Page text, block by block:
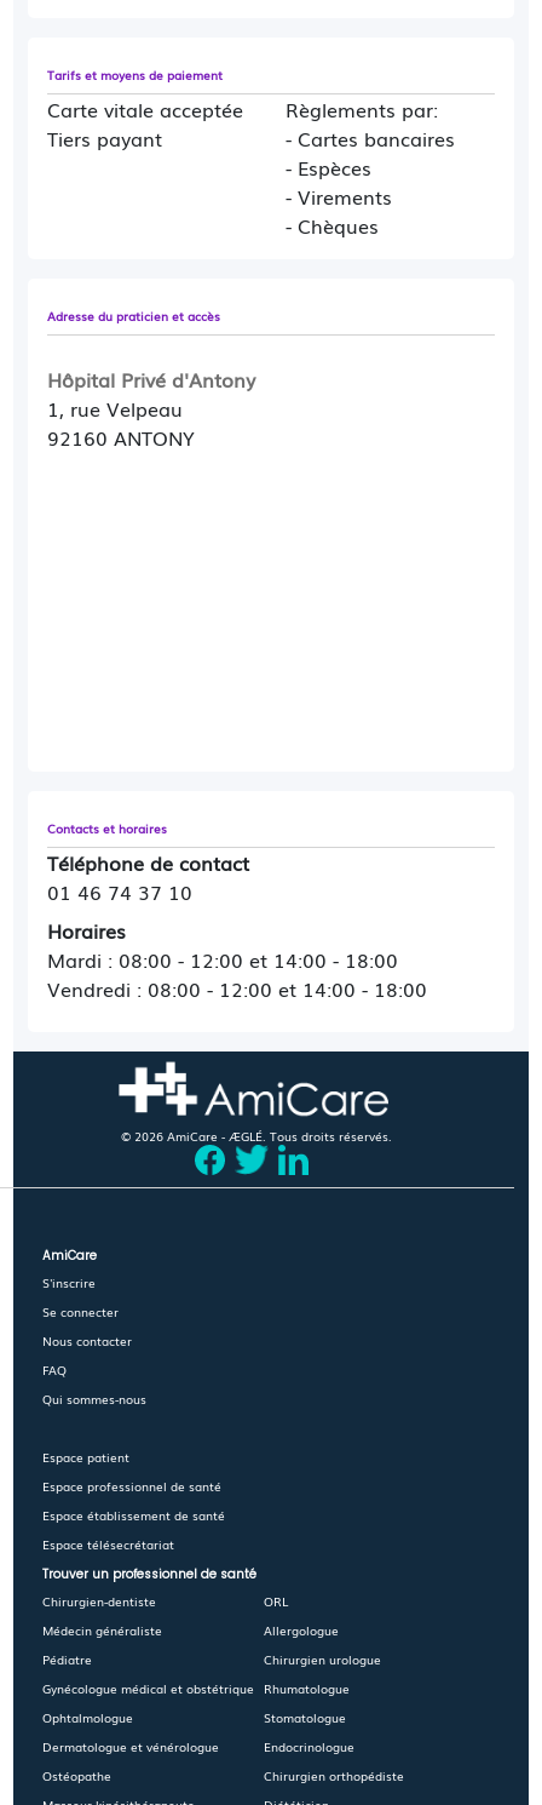
Tarifs et moyens de paiement
Carte vitale acceptée
Tiers payant
Règlements par:
- Cartes bancaires
- Espèces
- Virements
- Chèques
Adresse du praticien et accès
Hôpital Privé d'Antony
1, rue Velpeau
92160 ANTONY
Contacts et horaires
Téléphone de contact
01 46 74 37 10
Horaires
Mardi : 08:00 - 12:00 et 14:00 - 18:00
Vendredi : 08:00 - 12:00 et 14:00 - 18:00
© 2026 AmiCare - ÆGLÉ. Tous droits réservés.
AmiCare
S'inscrire
Se connecter
Nous contacter
FAQ
Qui sommes-nous
Espace patient
Espace professionnel de santé
Espace établissement de santé
Espace télésecrétariat
Trouver un professionnel de santé
Chirurgien-dentiste
Médecin généraliste
Pédiatre
Gynécologue médical et obstétrique
Ophtalmologue
Dermatologue et vénérologue
Ostéopathe
ORL
Allergologue
Chirurgien urologue
Rhumatologue
Stomatologue
Endocrinologue
Chirurgien orthopédiste